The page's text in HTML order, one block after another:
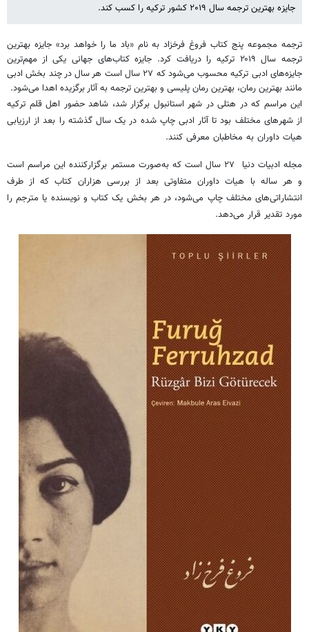
جایزه بهترین ترجمه سال ۲۰۱۹ کشور ترکیه را کسب کند.
ترجمه مجموعه پنج کتاب فروغ فرخزاد به نام «باد ما را خواهد برد» جایزه بهترین
ترجمه سال ۲۰۱۹ ترکیه را دریافت کرد. جایزه کتاب‌های جهانی یکی از مهم‌ترین
جایزه‌های ادبی ترکیه محسوب می‌شود که ۲۷ سال است هر سال در چند بخش ادبی
مانند بهترین رمان، بهترین رمان پلیسی و بهترین ترجمه به آثار برگزیده اهدا می‌شود.
این مراسم که در هتلی در شهر استانبول برگزار شد، شاهد حضور اهل قلم ترکیه
از شهرهای مختلف بود تا آثار ادبی چاپ شده در یک سال گذشته را بعد از ارزیابی
هیات داوران به مخاطبان معرفی کنند.
مجله ادبیات دنیا ۲۷ سال است که به‌صورت مستمر برگزارکننده این مراسم است
و هر ساله با هیات داوران متفاوتی بعد از بررسی هزاران کتاب که از طرف
انتشاراتی‌های مختلف چاپ می‌شود، در هر بخش یک کتاب و ‌نویسنده یا مترجم را
مورد تقدیر قرار می‌دهد.